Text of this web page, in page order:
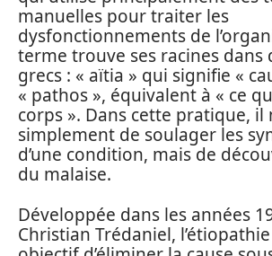
manuelles pour traiter les
dysfonctionnements de
terme trouve ses racines dans
grecs : « aïtia » qui signifie «
« pathos », équivalent à « ce
corps ». Dans cette pratique, il
simplement de soulager les
d’une condition, mais de
du malaise.
Développée dans les années
Christian Trédaniel,